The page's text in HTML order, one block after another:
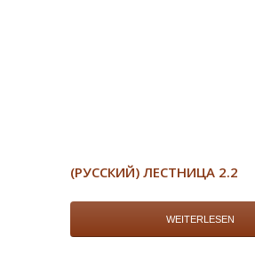
(РУССКИЙ) ЛЕСТНИЦА 2.2
WEITERLESEN